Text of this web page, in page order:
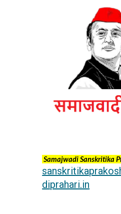
Samajwadi Sanskritika
diprahari.in